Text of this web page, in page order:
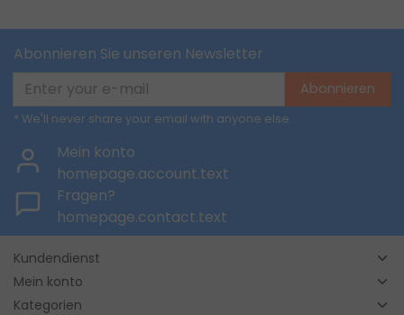
Abonnieren Sie unseren Newsletter
Abonnieren
* We'll never share your email with anyone else.
Mein konto
homepage.account.text
Fragen?
homepage.contact.text
Kundendienst
Mein konto
Kategorien